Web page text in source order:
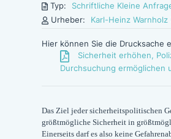
Typ:
Schriftliche Kleine
Urheber:
Karl-Heinz Warnholz
Hier können Sie die Drucksache
Sicherheit erhöhen,
Durchsuchung ermöglichen
Das Ziel jeder sicherheitspolitischen
größtmögliche Sicherheit in
Einerseits darf es also keine